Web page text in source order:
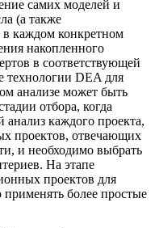
самих моделей и
(а также
в каждом конкретном
накопленного
в соответствующей
технологии DEA для
анализе может быть
отбора, когда
каждого проекта,
проектов, отвечающих
и необходимо выбрать
На этапе
проектов для
применять более простые